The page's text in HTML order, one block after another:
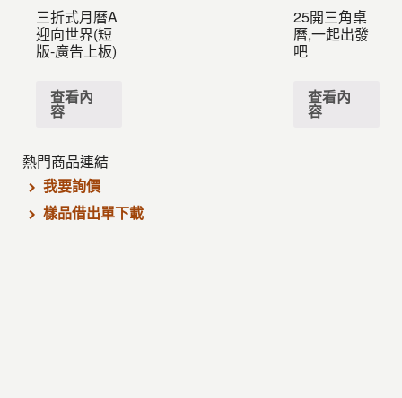
三折式月曆A
迎向世界(短
版-廣告上板)
查看內
容
25開三角桌
曆,一起出發
吧
查看內
容
熱門商品連結
我要詢價
樣品借出單下載